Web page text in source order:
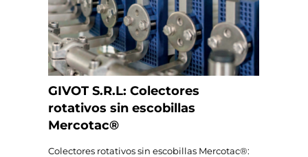
GIVOT S.R.L: Colectores
rotativos sin escobillas
Mercotac®
Colectores rotativos sin escobillas Mercotac®: